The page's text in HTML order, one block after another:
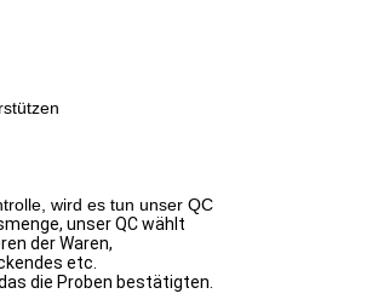
wird es tun unser QC
unser QC wählt
der Waren,
etc.
die Proben bestätigten.